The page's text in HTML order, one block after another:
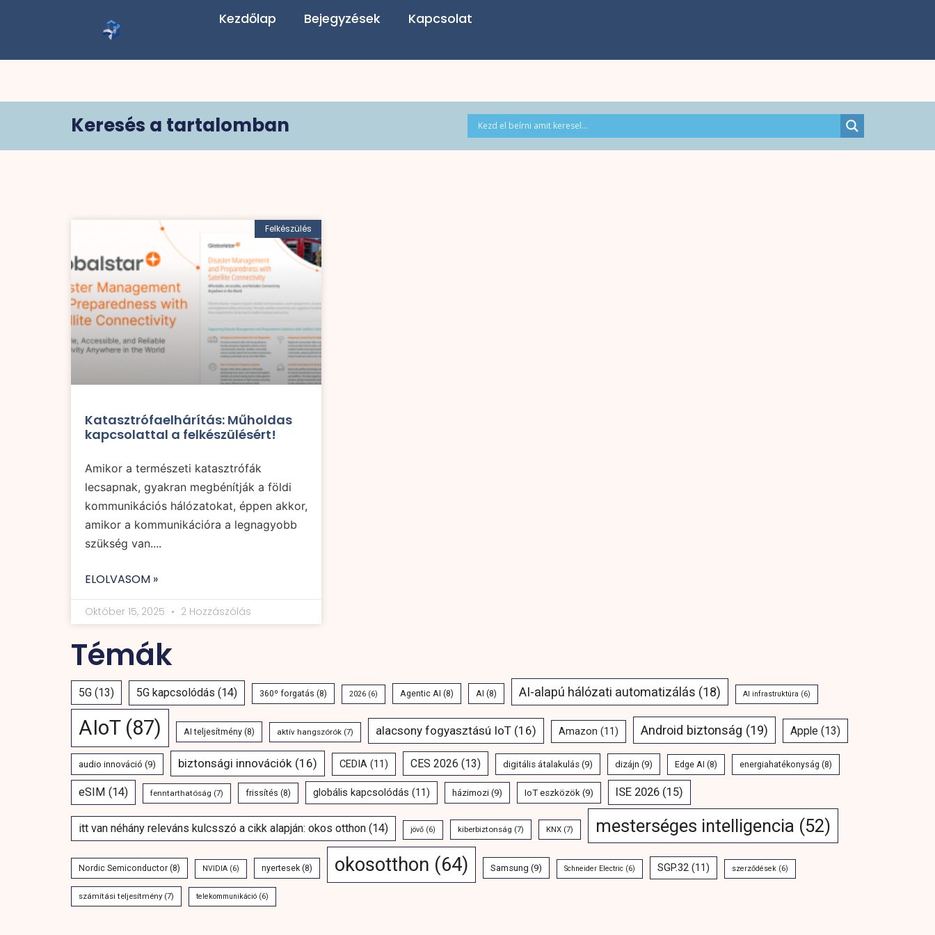
Kezdőlap Bejegyzések Kapcsolat
Keresés a tartalomban
Felkészülés
Katasztrófaelhárítás: Műholdas
kapcsolattal a felkészülésért!
Amikor a természeti katasztrófák
lecsapnak, gyakran megbénítják a földi
kommunikációs hálózatokat, éppen akkor,
amikor a kommunikációra a legnagyobb
szükség van....
ELOLVASOM »
Október 15, 2025 2 Hozzászólás
Témák
5G (13) 5G kapcsolódás (14) 360º forgatás (8) 2026 (6) Agentic AI (8) AI (8) AI-alapú hálózati automatizálás (18) AI infrastruktúra (6)
AIoT(87) AI teljesítmény (8) aktív hangszórók (7) alacsony fogyasztású IoT (16) Amazon (11) Android biztonság (19) Apple (13)
audio innováció (9) biztonsági innovációk (16) CEDIA (11) CES 2026 (13) digitális átalakulás (9) dizájn (9) Edge AI (8) energiahatékonyság (8)
eSIM (14) fenntarthatóság (7) frissítés (8) globális kapcsolódás (11) házimozi (9) IoT eszközök (9) ISE 2026 (15)
itt van néhány releváns kulcsszó a cikk alapján: okos otthon (14) jövő (6) kiberbiztonság (7) KNX (7) mesterséges intelligencia (52)
Nordic Semiconductor (8) NVIDIA (6) nyertesek (8) okosotthon (64) Samsung (9) Schneider Electric (6) SGP.32 (11) szerződések (6)
számítási teljesítmény(7) telekommunikáció (6)